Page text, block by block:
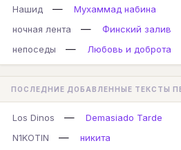
Нашид
—
Мухаммад набина
ночная лента
—
Финский залив
непоседы
— Любовь и доброта
ПОСЛЕДНИЕ ДОБАВЛЕННЫЕ ТЕКСТЫ
Los Dinos —
Demasiado Tarde
N1KOTIN
—
никита